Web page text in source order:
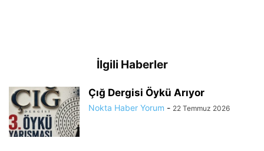
İlgili Haberler
Çığ Dergisi Öykü Arıyor
Nokta Haber Yorum - 22 Temmuz 2026